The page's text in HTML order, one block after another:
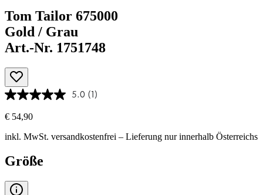
Tom Tailor 675000
Gold / Grau
Art.-Nr. 1751748
5.0 (1)
€ 54,90
inkl. MwSt. versandkostenfrei – Lieferung nur innerhalb Österreichs
Größe